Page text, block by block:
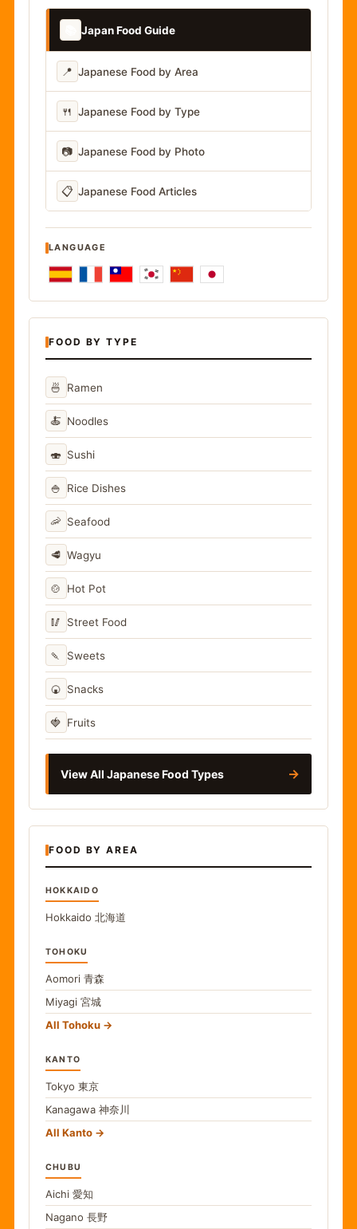
Japan Food Guide
📍 Japanese Food by Area
🍴 Japanese Food by Type
📷 Japanese Food by Photo
📋 Japanese Food Articles
LANGUAGE
FOOD BY TYPE
🍜 Ramen
🍝 Noodles
🍣 Sushi
🍚 Rice Dishes
🦐 Seafood
🥩 Wagyu
🍲 Hot Pot
🥢 Street Food
🍡 Sweets
🍘 Snacks
🍓 Fruits
View All Japanese Food Types →
FOOD BY AREA
HOKKAIDO
Hokkaido 北海道
TOHOKU
Aomori 青森
Miyagi 宮城
All Tohoku
KANTO
Tokyo 東京
Kanagawa 神奈川
All Kanto
CHUBU
Aichi 愛知
Nagano 長野